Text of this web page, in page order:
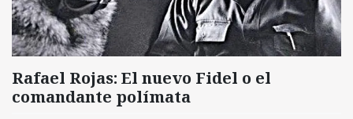
Rafael Rojas: El nuevo Fidel o el
comandante polímata